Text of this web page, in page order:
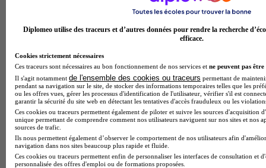
Diplomeo utilise des traceurs et d’autres données pour rendre la recherche
efficace.
Cookies strictement nécessaires
Ces traceurs sont nécessaires au bon fonctionnement de nos services et ne peuvent pas être
Il s'agit notamment de l'ensemble des cookies ou traceurs permettant de
pendant sa navigation sur le site, de stocker des informations temporaires telles que les
ou les offres vues, gérer les processus d'identification de l'utilisateur, vérifier s'il est
garantir la sécurité du site web en détectant les tentatives d'accès frauduleux ou les
Ces cookies ou traceurs permettent également de piloter et suivre les sources d'acquisition
unique permettant de comprendre comment nos utilisateurs naviguent sur nos sites et nos
sources de trafic.
Ils nous permettent également d’observer le comportement de nos utilisateurs afin
navigation dans nos sites beaucoup plus rapide et fluide.
Ces cookies ou traceurs permettent enfin de personnaliser les interfaces de consultation et
personnalisée des offres d'emploi ou de formations proposées.